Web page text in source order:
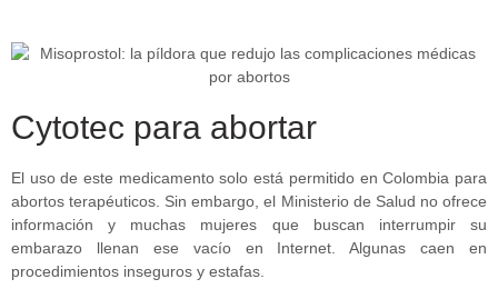
Cytotec para abortar
El uso de este medicamento solo está permitido en Colombia para
abortos terapéuticos. Sin embargo, el Ministerio de Salud no ofrece
información y muchas mujeres que buscan interrumpir su
embarazo llenan ese vacío en Internet. Algunas caen en
procedimientos inseguros y estafas.